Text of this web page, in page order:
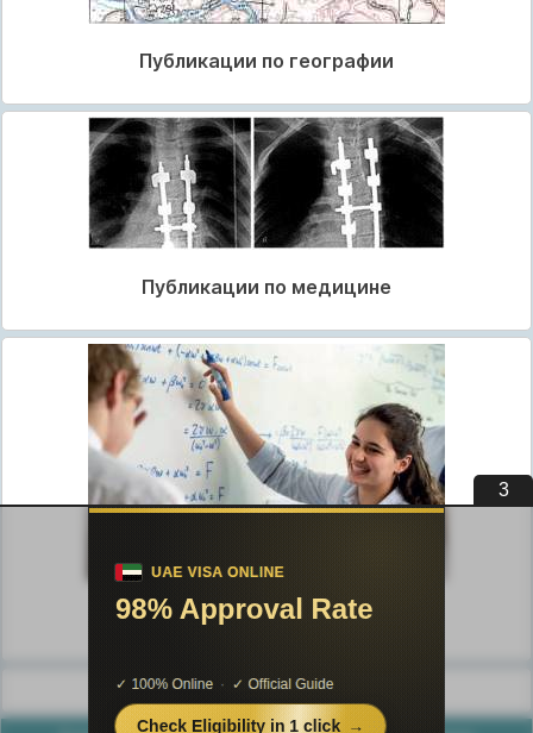
Публикации по географии
Публикации по медицине
Публикации по педагогике
Разделы публикаций
2